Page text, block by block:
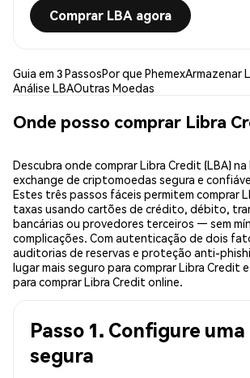
Comprar LBA agora
Guia em 3 PassosPor que PhemexArmazenar
Análise LBAOutras Moedas
Onde posso comprar Libra
Descubra onde comprar Libra Credit (LBA) na
exchange de criptomoedas segura e
Estes três passos fáceis permitem comprar
taxas usando cartões de crédito, débito,
bancárias ou provedores terceiros — sem
complicações. Com autenticação de dois
auditorias de reservas e proteção anti-
lugar mais seguro para comprar Libra Credit
para comprar Libra Credit online.
Passo 1. Configure
segura